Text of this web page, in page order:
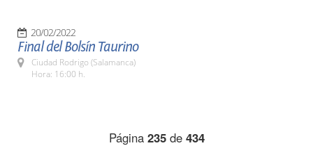
20/02/2022
Final del Bolsín Taurino
Ciudad Rodrigo (Salamanca)
Hora: 16:00 h.
Página 235de 434